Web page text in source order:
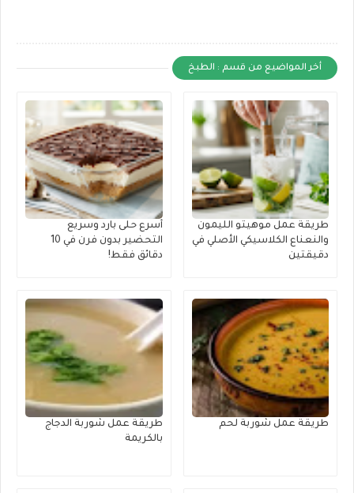
أخر المواضيع من قسم : الطبخ
طريقة عمل موهيتو الليمون
والنعناع الكلاسيكي الأصلي في
دقيقتين
أسرع حلى بارد وسريع
التحضير بدون فرن في 10
دقائق فقط!
طريقة عمل شوربة لحم
طريقة عمل شوربة الدجاج
بالكريمة